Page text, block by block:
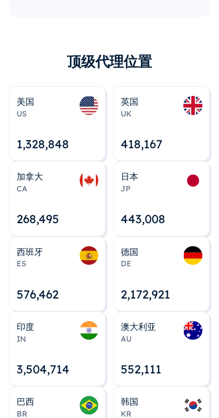
顶级代理位置
美国
US
1,328,848
英国
UK
418,167
加拿大
CA
268,495
日本
JP
443,008
西班牙
ES
576,463
德国
DE
2,172,922
印度
IN
3,504,715
澳大利亚
AU
552,112
巴西
BR
韩国
KR